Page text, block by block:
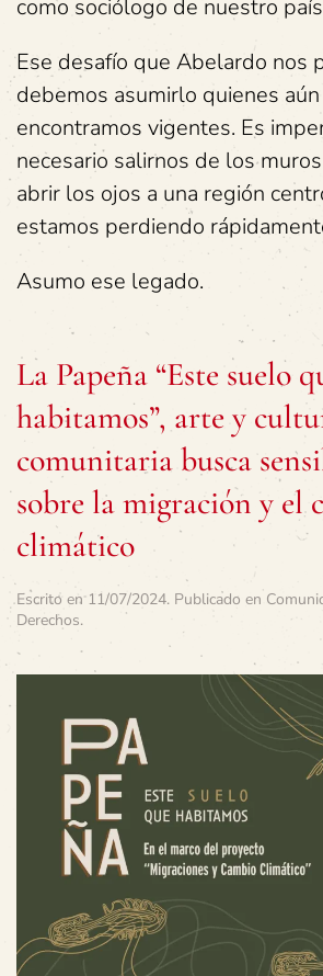
como sociólogo de nuestro
Ese desafío que Abelardo nos
debemos asumirlo quienes
encontramos vigentes. Es
necesario salirnos de los
abrir los ojos a una región
estamos perdiendo
Asumo ese legado.
La Papeña “Este suelo
habitamos”, arte y
comunitaria busca
sobre la migración y el
climático
Escrito en11/07/2024. Publicado en
Derechos.